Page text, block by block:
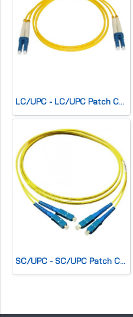
LC/UPC - LC/UPC Patch Cord Duplex(SM) 2.0mm, G.657A2
SC/UPC - SC/UPC Patch Cord Duplex(SM) 2.0mm, G.657A2